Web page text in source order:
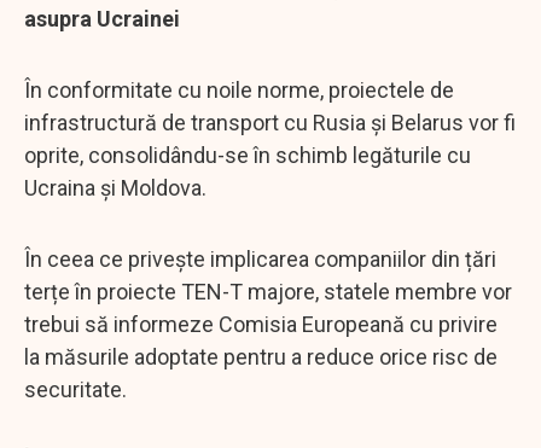
asupra Ucrainei
În conformitate cu noile norme, proiectele de
infrastructură de transport cu Rusia și Belarus vor fi
oprite, consolidându-se în schimb legăturile cu
Ucraina și Moldova.
În ceea ce privește implicarea companiilor din țări
terțe în proiecte TEN-T majore, statele membre vor
trebui să informeze Comisia Europeană cu privire
la măsurile adoptate pentru a reduce orice risc de
securitate.